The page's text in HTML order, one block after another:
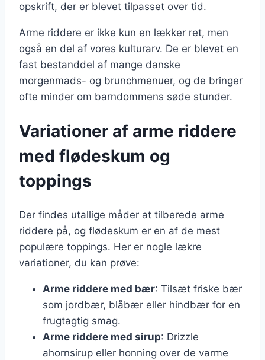
opskrift, der er blevet tilpasset over tid.
Arme riddere er ikke kun en lækker ret, men
også en del af vores kulturarv. De er blevet en
fast bestanddel af mange danske
morgenmads- og brunchmenuer, og de bringer
ofte minder om barndommens søde stunder.
Variationer af arme riddere
med flødeskum og
toppings
Der findes utallige måder at tilberede arme
riddere på, og flødeskum er en af de mest
populære toppings. Her er nogle lækre
variationer, du kan prøve:
Arme riddere med bær: Tilsæt friske bær
som jordbær, blåbær eller hindbær for en
frugtagtig smag.
Arme riddere med sirup: Drizzle
ahornsirup eller honning over de varme